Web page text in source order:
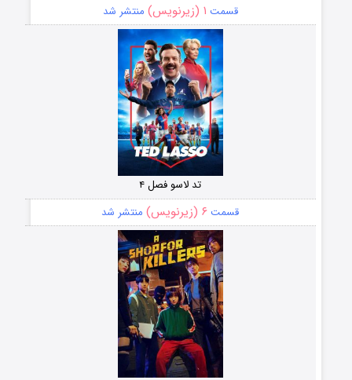
قسمت ۱ (زیرنویس) منتشر شد
تد لاسو فصل ۴
قسمت ۶ (زیرنویس) منتشر شد